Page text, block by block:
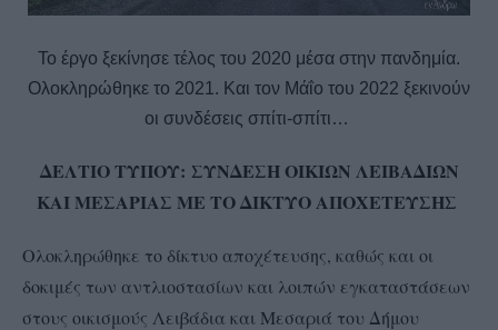
Το έργο ξεκίνησε τέλος του 2020 μέσα στην πανδημία.
Ολοκληρώθηκε το 2021. Και τον Μάΐο του 2022 ξεκινούν
οι συνδέσεις σπίτι-σπίτι…
ΔΕΛΤΙΟ ΤΥΠΟΥ: ΣΥΝΔΕΣΗ ΟΙΚΙΩΝ ΛΕΙΒΑΔΙΩΝ
ΚΑΙ ΜΕΣΑΡΙΑΣ ΜΕ ΤΟ ΔΙΚΤΥΟ ΑΠΟΧΕΤΕΥΣΗΣ
Ολοκληρώθηκε το δίκτυο αποχέτευσης, καθώς και οι
δοκιμές των αντλιοστασίων και λοιπών εγκαταστάσεων
στους οικισμούς Λειβάδια και Μεσαριά του Δήμου